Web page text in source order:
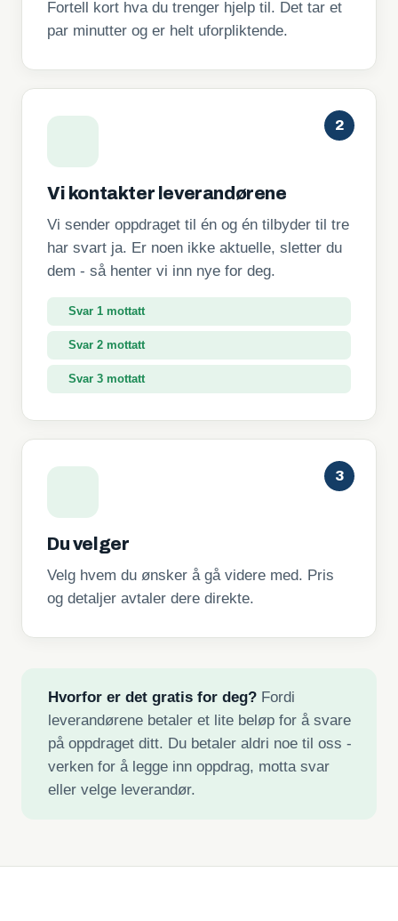
Fortell kort hva du trenger hjelp til. Det tar et
par minutter og er helt uforpliktende.
2
Vi kontakter leverandørene
Vi sender oppdraget til én og én tilbyder til tre
har svart ja. Er noen ikke aktuelle, sletter du
dem - så henter vi inn nye for deg.
Svar 1 mottatt
Svar 2 mottatt
Svar 3 mottatt
3
Du velger
Velg hvem du ønsker å gå videre med. Pris
og detaljer avtaler dere direkte.
Hvorfor er det gratis for deg?Fordi
leverandørene betaler et lite beløp for å svare
på oppdraget ditt. Du betaler aldri noe til oss -
verken for å legge inn oppdrag, motta svar
eller velge leverandør.